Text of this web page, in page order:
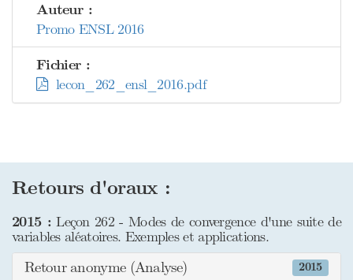
Auteur :
Promo ENSL 2016
Fichier :
lecon_262_ensl_2016.pdf
Retours d'oraux :
2015 :Leçon 262 - Modes de convergence d'une suite de
variables aléatoires. Exemples et applications.
2015
Retour anonyme (Analyse)